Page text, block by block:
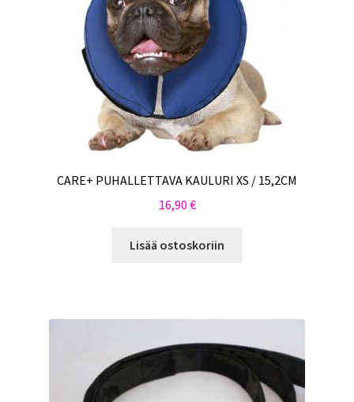
CARE+ PUHALLETTAVA KAULURI XS / 15,2CM
16,90 €
Lisää ostoskoriin